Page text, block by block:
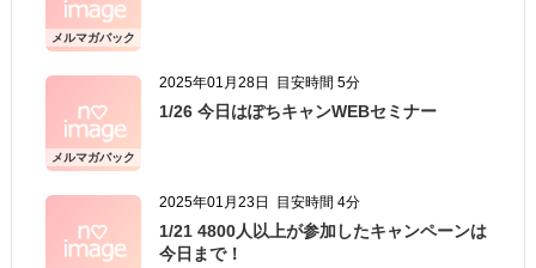
メルマガバック
ナンバー
メルマガバック
ナンバー
2025年01月28日 目安時間 5分
1/26 今日はぽちキャンWEBセミナー
2025年01月23日 目安時間 4分
1/21 4800人以上が参加したキャンペーンは
今日まで！